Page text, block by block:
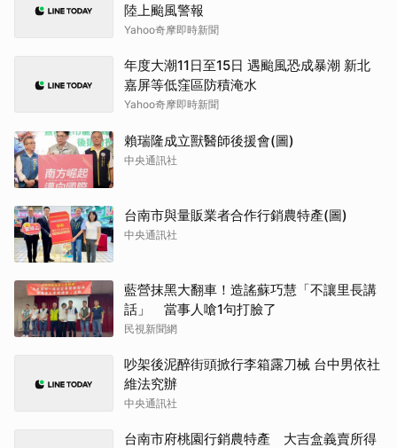
陸上颱風警報
Yahoo奇摩即時新聞
年度大潮11日至15日 遇颱風恐成暴潮 新北
嘉屏等低窪區防積淹水
Yahoo奇摩即時新聞
賴瑞隆成立獸醫師後援會(圖)
中央通訊社
台南市與量販業者合作行銷農特產(圖)
中央通訊社
藍營抹黑大翻車！造謠蘇巧慧「不讓里長講
話」 當事人嗆1句打臉了
民視新聞網
吵架後泥醉街頭掀行李箱露刀械 台中男依社
維法究辦
中央通訊社
台南市府桃園行銷農特產 大吉盒義賣所得